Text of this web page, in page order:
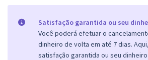
Satisfação garantida ou seu
Você poderá efetuar o
dinheiro de volta em até 7 dias.
satisfação garantida ou seu